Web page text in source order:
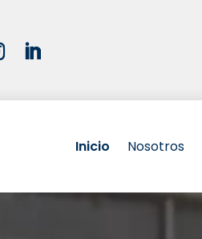
Inicio Nosotros